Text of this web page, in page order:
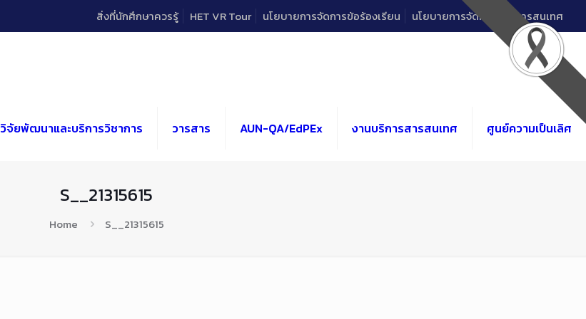
สิ่งที่นักศึกษาควรรู้ HET VR Tour นโยบายการจัดการข้อร้องเรียน นโยบายการจัดการด้านสารสนเทศ
วิจัยพัฒนาและบริการวิชาการ วารสาร AUN-QA/EdPEx งานบริการสารสนเทศ ศูนย์ความเป็นเลิศ
S__21315615
Home S__21315615